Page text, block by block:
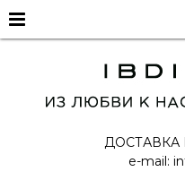
ДОСТАВКА
e-mail: